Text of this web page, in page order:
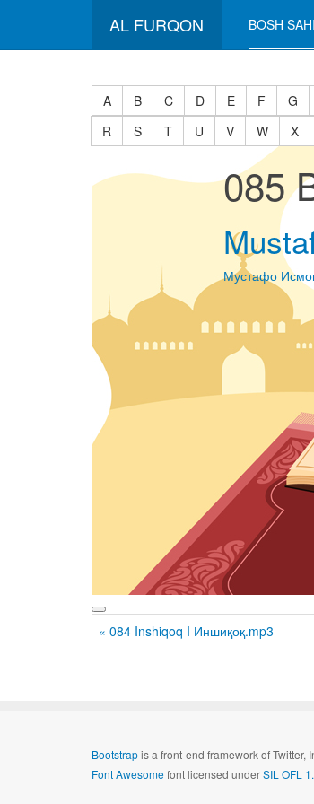
AL FURQON BOSH
A B C D E F G
R
S T U V W X
085
Мустафо
« 084 Inshiqoq I Иншиқоқ.mp3
Bootstrapis a front-end framework of Twitter,
Font Awesomefont licensed underSIL OFL